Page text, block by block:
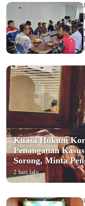
Kuasa Hukum
Penanganan
Sorong, Minta
2 hari lalu